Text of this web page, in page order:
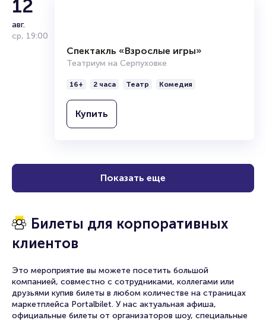
12
Спектакль «Взрослые игры»
Театриум на Серпуховке
Купить
Билеты для корпоративных
клиентов